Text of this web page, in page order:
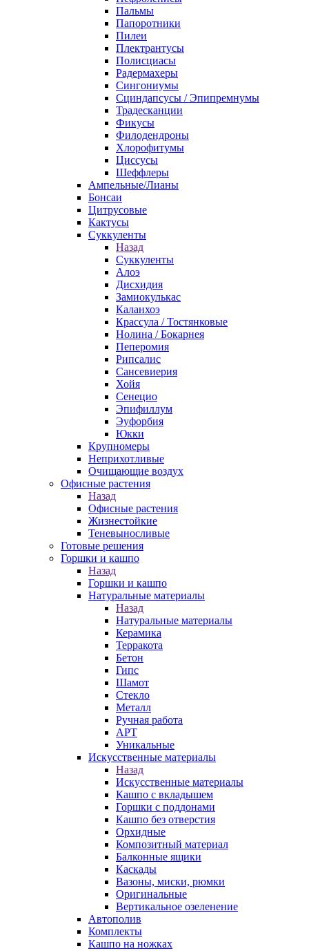
Пальмы
Папоротники
Пилеи
Плектрантусы
Полисциасы
Радермахеры
Сингониумы
Сциндапсусы / Эпипремнумы
Традесканции
Фикусы
Филодендроны
Хлорофитумы
Циссусы
Шеффлеры
Ампельные/Лианы
Бонсаи
Цитрусовые
Кактусы
Суккуленты
Назад
Суккуленты
Алоэ
Дисхидия
Замиокулькас
Каланхоэ
Крассула / Тостянковые
Нолина / Бокарнея
Пеперомия
Рипсалис
Сансевиерия
Хойя
Сенецио
Эпифиллум
Эуфорбия
Юкки
Крупномеры
Неприхотливые
Очищающие воздух
Офисные растения
Назад
Офисные растения
Жизнестойкие
Теневыносливые
Готовые решения
Горшки и кашпо
Назад
Горшки и кашпо
Натуральные материалы
Назад
Натуральные материалы
Керамика
Терракота
Бетон
Гипс
Шамот
Стекло
Металл
Ручная работа
АРТ
Уникальные
Искусственные материалы
Назад
Искусственные материалы
Кашпо с вкладышем
Горшки с поддонами
Кашпо без отверстия
Орхидные
Композитный материал
Балконные ящики
Каскады
Вазоны, миски, рюмки
Оригинальные
Вертикальное озеленение
Автополив
Комплекты
Кашпо на ножках